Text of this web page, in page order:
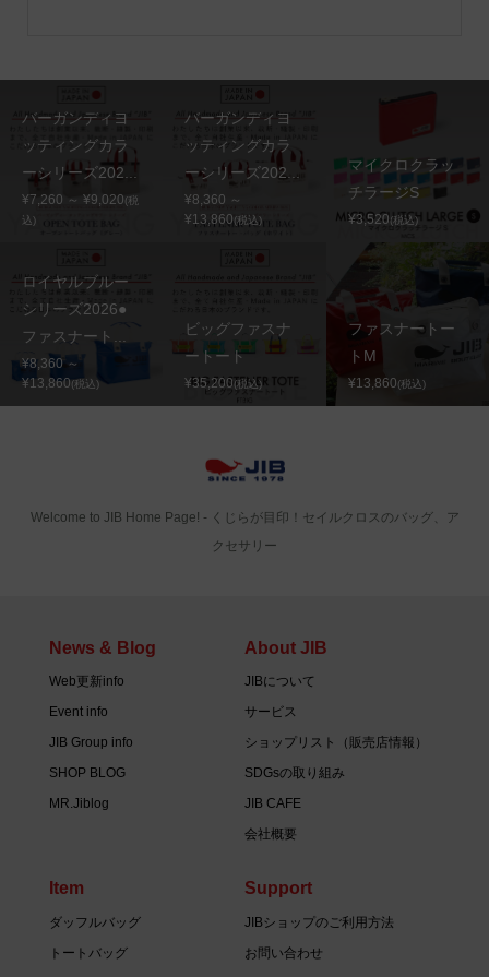
バーガンディヨ
ッティングカラ
ーシリーズ202...
¥7,260 ～ ¥9,020(税
込)
バーガンディヨ
ッティングカラ
ーシリーズ202...
¥8,360 ～
¥13,860(税込)
マイクロクラッ
チラージS
¥3,520(税込)
ロイヤルブルー
シリーズ2026●
ファスナート...
¥8,360 ～
¥13,860(税込)
ビッグファスナ
ートート
¥35,200(税込)
ファスナートー
トM
¥13,860(税込)
Welcome to JIB Home Page! ‐ くじらが目印！セイルクロスのバッグ、ア
クセサリー
News & Blog
Web更新info
Event info
JIB Group info
SHOP BLOG
MR.Jiblog
About JIB
JIBについて
サービス
ショップリスト（販売店情報）
SDGsの取り組み
JIB CAFE
会社概要
Item
ダッフルバッグ
トートバッグ
Support
JIBショップのご利用方法
お問い合わせ